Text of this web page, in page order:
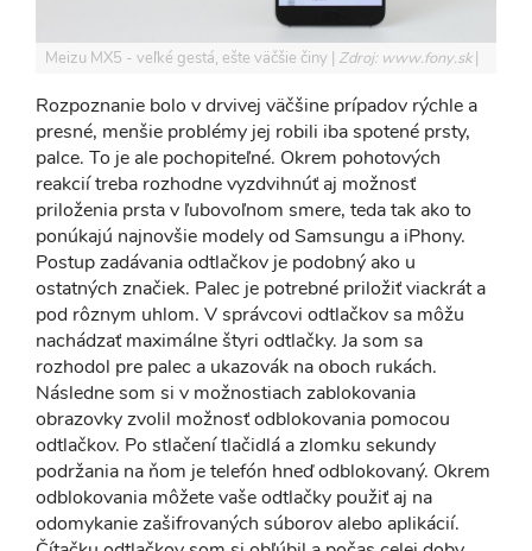
Meizu MX5 - veľké gestá, ešte väčšie činy Zdroj: www.fony.sk
Rozpoznanie bolo v drvivej väčšine prípadov rýchle a
presné, menšie problémy jej robili iba spotené prsty,
palce. To je ale pochopiteľné. Okrem pohotových
reakcií treba rozhodne vyzdvihnúť aj možnosť
priloženia prsta v ľubovoľnom smere, teda tak ako to
ponúkajú najnovšie modely od Samsungu a iPhony.
Postup zadávania odtlačkov je podobný ako u
ostatných značiek. Palec je potrebné priložiť viackrát a
pod rôznym uhlom. V správcovi odtlačkov sa môžu
nachádzať maximálne štyri odtlačky. Ja som sa
rozhodol pre palec a ukazovák na oboch rukách.
Následne som si v možnostiach zablokovania
obrazovky zvolil možnosť odblokovania pomocou
odtlačkov. Po stlačení tlačidlá a zlomku sekundy
podržania na ňom je telefón hneď odblokovaný. Okrem
odblokovania môžete vaše odtlačky použiť aj na
odomykanie zašifrovaných súborov alebo aplikácií.